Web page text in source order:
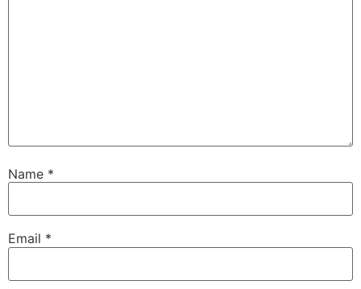
Name *
Email *